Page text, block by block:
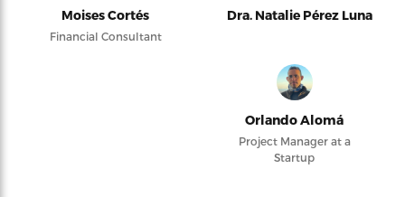
Moises Cortés
Financial Consultant
Dra. Natalie Pérez Luna
Orlando Alomá
Project Manager at a
Startup